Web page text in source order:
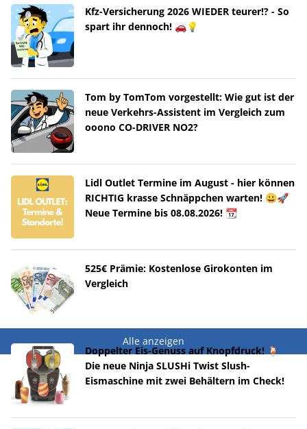
Kfz-Versicherung 2026 WIEDER teurer!? - So
spart ihr dennoch! 🚗💡
Tom by TomTom vorgestellt: Wie gut ist der
neue Verkehrs-Assistent im Vergleich zum
ooono CO-DRIVER NO2?
Lidl Outlet Termine im August - hier können
RICHTIG krasse Schnäppchen warten! 😀🚀
Neue Termine bis 08.08.2026! 📆
525€ Prämie: Kostenlose Girokonten im
Vergleich
Alle anzeigen
Doppelter Eis-Genuss auf Knopfdruck! 🍹
Die neue Ninja SLUSHi Twist Slush-
Eismaschine mit zwei Behältern im Check!